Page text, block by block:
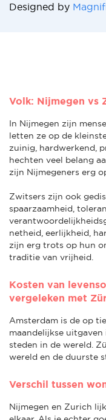
Designed by
Volk: Nijmegen vs
In Nijmegen zijn
letten ze op de
zuinig, hardwerkend,
hechten veel belang
zijn Nijmegeners erg
Zwitsers zijn ook
spaarzaamheid,
netheid, eerlijkheid,
zijn erg trots op hun
traditie van vrijheid.
Kosten van
vergeleken met
Amsterdam is de op
maandelijkse
steden in de wereld.
wereld en de duurste
Verschil tussen
Nijmegen en Zurich